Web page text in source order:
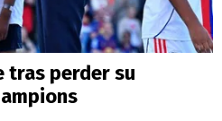
tras perder su